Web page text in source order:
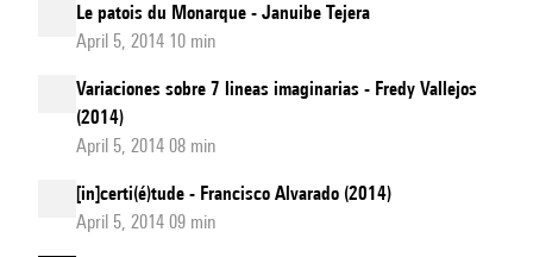
Le patois du Monarque - Januibe Tejera
April 5, 2014 10 min
Variaciones sobre 7 lineas imaginarias - Fredy Vallejos
(2014)
April 5, 2014 08 min
[in]certi(é)tude - Francisco Alvarado (2014)
April 5, 2014 09 min